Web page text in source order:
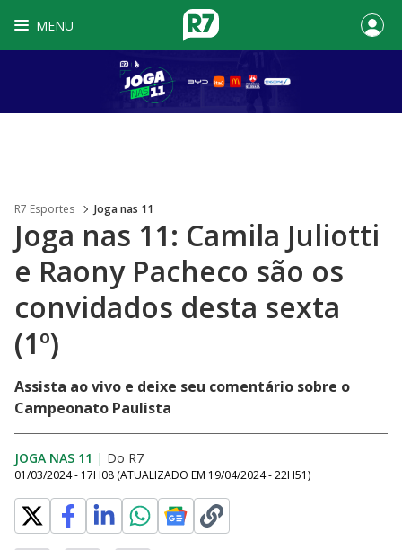
MENU
R7 Esportes Joga nas 11
Joga nas 11: Camila Juliotti
e Raony Pacheco são os
convidados desta sexta
(1º)
Assista ao vivo e deixe seu comentário sobre o
Campeonato Paulista
JOGA NAS 11 | Do R7
01/03/2024 - 17H08 (ATUALIZADO EM 19/04/2024 - 22H51)